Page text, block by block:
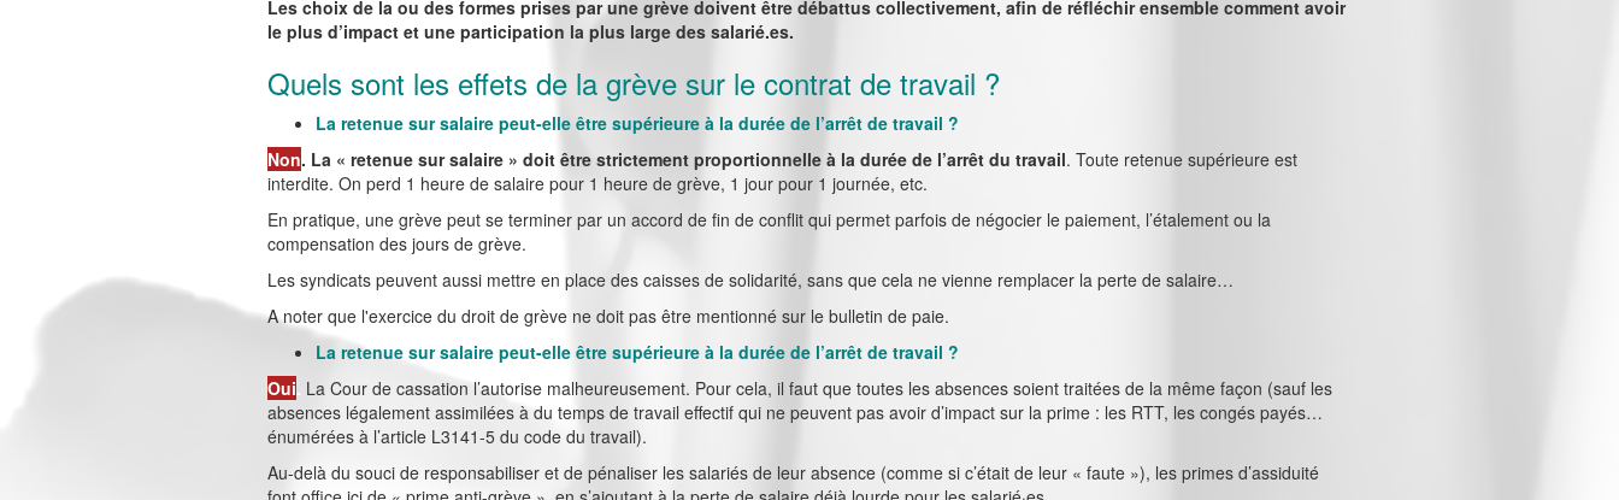
Les choix de la ou des formes prises par une grève doivent être débattus collectivement, afin de réfléchir ensemble comment avoir
le plus d’impact et une participation la plus large des salarié.es.
Quels sont les effets de la grève sur le contrat de travail ?
La retenue sur salaire peut-elle être supérieure à la durée de l’arrêt de travail ?
Non. La « retenue sur salaire » doit être strictement proportionnelle à la durée de l’arrêt du travail. Toute retenue supérieure est
interdite. On perd 1 heure de salaire pour 1 heure de grève, 1 jour pour 1 journée, etc.
En pratique, une grève peut se terminer par un accord de fin de conflit qui permet parfois de négocier le paiement, l’étalement ou la
compensation des jours de grève.
Les syndicats peuvent aussi mettre en place des caisses de solidarité, sans que cela ne vienne remplacer la perte de salaire…
A noter que l'exercice du droit de grève ne doit pas être mentionné sur le bulletin de paie.
La retenue sur salaire peut-elle être supérieure à la durée de l’arrêt de travail ?
Oui. La Cour de cassation l’autorise malheureusement. Pour cela, il faut que toutes les absences soient traitées de la même façon (sauf les
absences légalement assimilées à du temps de travail effectif qui ne peuvent pas avoir d’impact sur la prime : les RTT, les congés payés…
énumérées à l’article L3141-5 du code du travail).
Au-delà du souci de responsabiliser et de pénaliser les salariés de leur absence (comme si c’était de leur « faute »), les primes d’assiduité